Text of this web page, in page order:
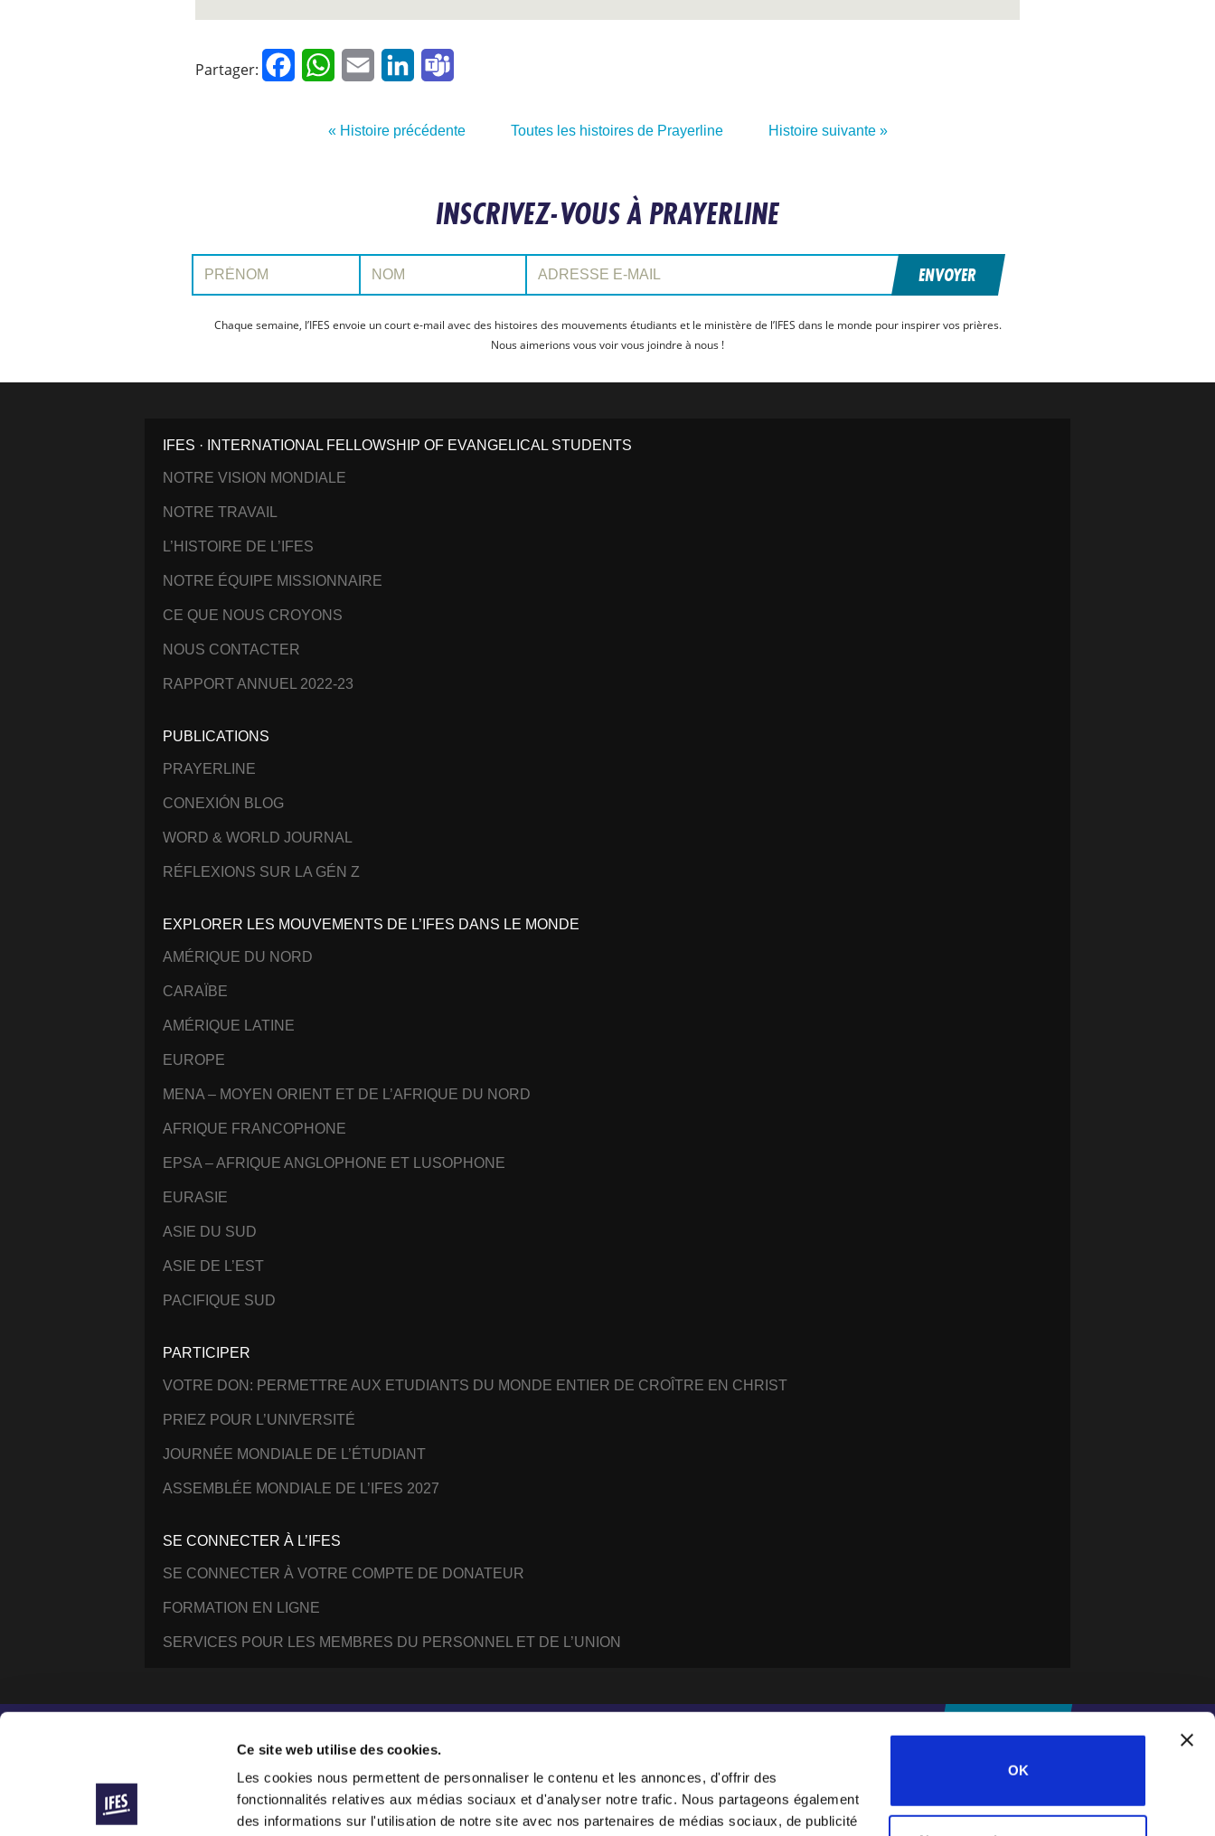
Ce site web utilise des cookies.
Les cookies nous permettent de personnaliser le contenu et les annonces, d'offrir des
fonctionnalités relatives aux médias sociaux et d'analyser notre trafic. Nous partageons également
des informations sur l'utilisation de notre site avec nos partenaires de médias sociaux, de publicité
OK
Partager: FacebookWhatsApp
Email LinkedIn
« Histoire précédente Toutes les histoires de Prayerline Histoire suivante »
INSCRIVEZ-VOUS À PRAYERLINE
Prénom: Nom: Adresse e-mail:
ENVOYER
Chaque semaine, l’IFES envoie un court e-mail avec des histoires des mouvements étudiants et le ministère de l’IFES dans le monde pour inspirer vos prières.
Nous aimerions vous voir vous joindre à nous !
IFES · INTERNATIONAL FELLOWSHIP OF EVANGELICAL STUDENTS
NOTRE VISION MONDIALE
NOTRE TRAVAIL
L’HISTOIRE DE L’IFES
NOTRE ÉQUIPE MISSIONNAIRE
CE QUE NOUS CROYONS
NOUS CONTACTER
RAPPORT ANNUEL 2022-23
PUBLICATIONS
PRAYERLINE
CONEXIÓN BLOG
WORD & WORLD JOURNAL
RÉFLEXIONS SUR LA GÉN Z
EXPLORER LES MOUVEMENTS DE L’IFES DANS LE MONDE
AMÉRIQUE DU NORD
CARAÏBE
AMÉRIQUE LATINE
EUROPE
MENA – MOYEN ORIENT ET DE L’AFRIQUE DU NORD
AFRIQUE FRANCOPHONE
EPSA – AFRIQUE ANGLOPHONE ET LUSOPHONE
EURASIE
ASIE DU SUD
ASIE DE L’EST
PACIFIQUE SUD
PARTICIPER
VOTRE DON: PERMETTRE AUX ETUDIANTS DU MONDE ENTIER DE CROÎTRE EN CHRIST
PRIEZ POUR L’UNIVERSITÉ
JOURNÉE MONDIALE DE L’ÉTUDIANT
ASSEMBLÉE MONDIALE DE L’IFES 2027
SE CONNECTER À L’IFES
SE CONNECTER À VOTRE COMPTE DE DONATEUR
FORMATION EN LIGNE
SERVICES POUR LES MEMBRES DU PERSONNEL ET DE L’UNION
#IFESWORLD DONNER
International Fellowship of Evangelical Students ®
© 2014–2026 IFES, une organisation déclarée à Lausanne, Suisse.